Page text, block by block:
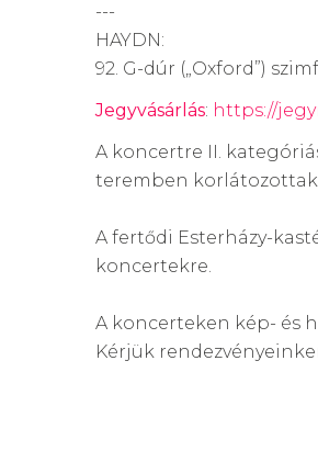
---
HAYDN:
92. G-dúr („Oxford”)
Jegyvásárlás: https://
A koncertre II.
teremben korlátozottak
A fertődi Esterházy-
koncertekre.
A koncerteken kép- és
Kérjük